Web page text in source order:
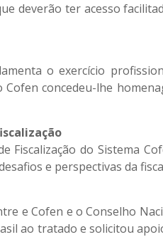
deverão ter acesso
o exercício
concedeu-lhe
do Sistema
e perspectivas da
e Cofen e o Conselho
ao tratado e solicitou